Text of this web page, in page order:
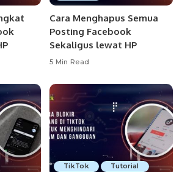
Cara Menghapus Semua
Posting Facebook
Sekaligus lewat HP
5 Min Read
TikTok Tutorial